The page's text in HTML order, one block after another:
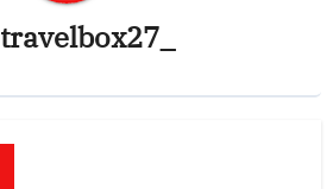
travelbox27_